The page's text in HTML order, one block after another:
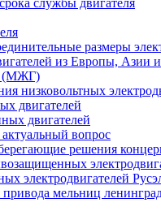
службы двигателя
размеры
из Европы, Азии
(МЖГ)
низковольтных
двигателей
двигателей
вопрос
решения
электродвигателей
мельниц